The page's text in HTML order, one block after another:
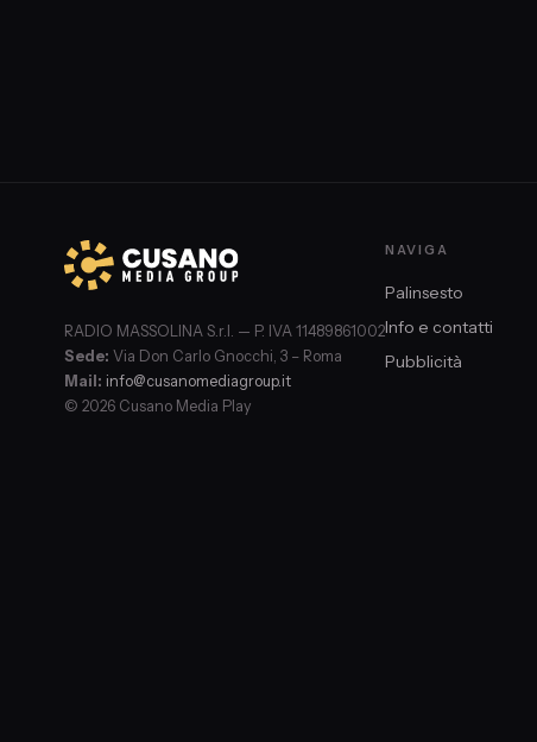
RADIO MASSOLINA S.r.l. — P. IVA 11489861002
Sede: Via Don Carlo Gnocchi, 3 – Roma
Mail: info@cusanomediagroup.it
© 2026 Cusano Media Play
NAVIGA
Palinsesto
Info e contatti
Pubblicità